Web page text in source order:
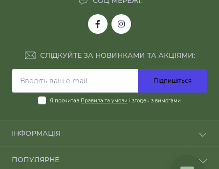
СЛІДКУЙТЕ ЗА НОВИНКАМИ ТА АКЦІЯМИ:
Підпишіться
Я прочитав Правила та умови і згоден з вимогами
ІНФОРМАЦІЯ
ОПЛАТА І ДОСТАВКА
ПОПУЛЯРНЕ